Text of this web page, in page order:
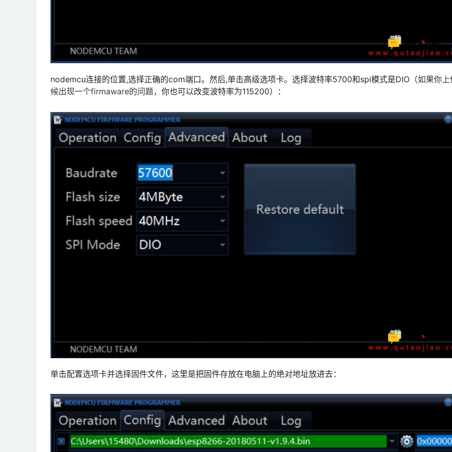
nodemcu连接的位置,选择正确的com端口。然后,单击高级选项卡。选择波特率5700和spi模式是DIO（如果你
候出现一个firmaware的问题， 你也可以改变波特率为115200）：
单击配置选项卡并选择固件文件，这里是把固件存放在电脑上的绝对地址放进去：